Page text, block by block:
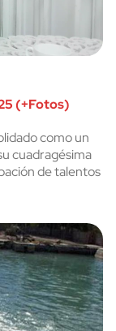
(+Fotos)
como un
cuadragésima
de talentos